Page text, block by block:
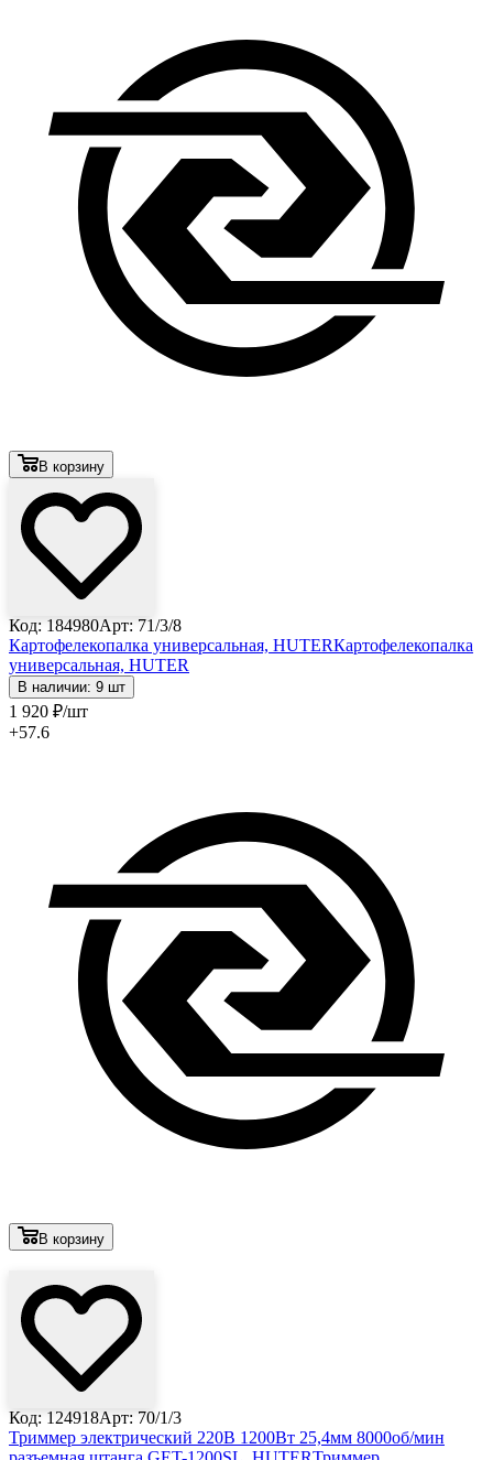
В корзину
Код: 184980Арт: 71/3/8
Картофелекопалка универсальная, HUTERКартофелекопалка
универсальная, HUTER
В наличии: 9 шт
1 920 ₽/шт
+57.6
В корзину
Код: 124918Арт: 70/1/3
Триммер электрический 220В 1200Вт 25,4мм 8000об/мин